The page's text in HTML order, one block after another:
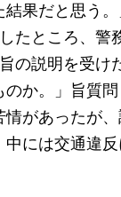
果だと思う。
たところ、警
の説明を受け
か。」旨質
があったが
には交通違